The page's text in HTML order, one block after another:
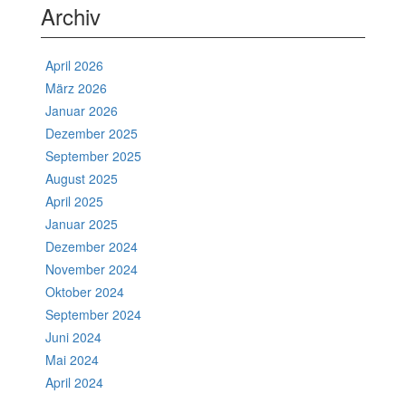
Archiv
April 2026
März 2026
Januar 2026
Dezember 2025
September 2025
August 2025
April 2025
Januar 2025
Dezember 2024
November 2024
Oktober 2024
September 2024
Juni 2024
Mai 2024
April 2024